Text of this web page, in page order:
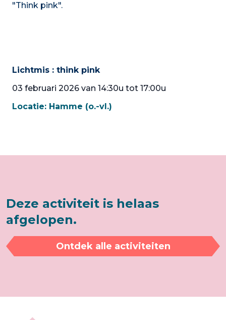
"Think pink".
Lichtmis : think pink
03 februari 2026 van 14:30u tot 17:00u
Locatie: Hamme (o.-vl.)
Deze activiteit is helaas
afgelopen.
Ontdek alle activiteiten